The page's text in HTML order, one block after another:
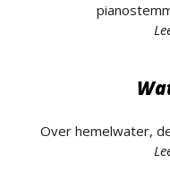
Over hemelwater,